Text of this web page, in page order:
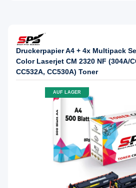
Druckerpapier A4 + 4x Multipack
Color Laserjet CM 2320 NF (304A/
CC532A, CC530A) Toner
AUF LAGER